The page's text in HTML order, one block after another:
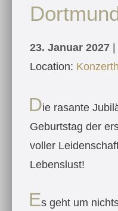
23. Januar 2027
Location:
Die rasante
Geburtstag der
voller
Lebenslust!
Es geht um